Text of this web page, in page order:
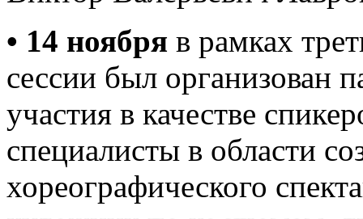
• 14 ноября в рамках
сессии был организован
участия в качестве
специалисты в области
хореографического